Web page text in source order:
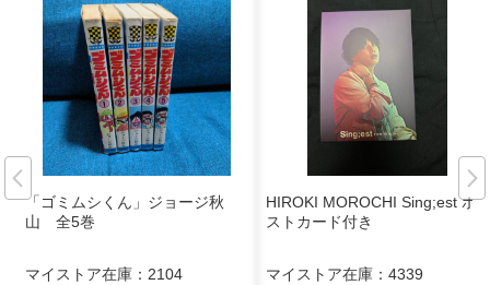
「ゴミムシくん」ジョージ秋
山 全5巻
マイストア在庫： 2104
HIROKI MOROCHI Sing;est ポ
ストカード付き
マイストア在庫： 4339